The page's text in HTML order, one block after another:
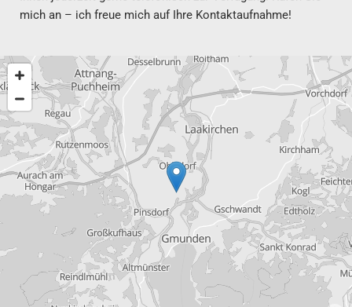
mich an – ich freue mich auf Ihre Kontaktaufnahme!